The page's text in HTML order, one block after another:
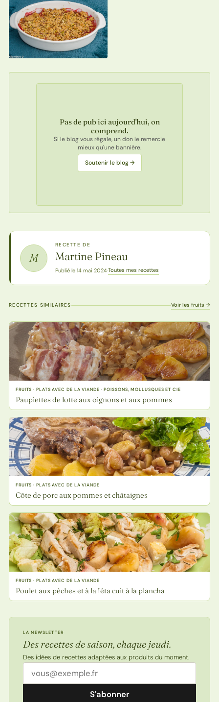
Pas de pub ici aujourd'hui, on
comprend.
Si le blog vous régale, un don le remercie
mieux qu'une bannière.
Soutenir le blog →
M
RECETTE DE
Martine Pineau
Publié le 14 mai 2024·Toutes mes recettes
RECETTES SIMILAIRES Voir les fruits →
FRUITS · PLATS AVEC DE LA VIANDE · POISSONS, MOLLUSQUES ET CIE
Paupiettes de lotte aux oignons et aux pommes
FRUITS · PLATS AVEC DE LA VIANDE
Côte de porc aux pommes et châtaignes
FRUITS · PLATS AVEC DE LA VIANDE
Poulet aux pêches et à la fêta cuit à la plancha
LA NEWSLETTER
Des recettes de saison, chaque jeudi.
Des idées de recettes adaptées aux produits du moment.
Adresse email
S'abonner